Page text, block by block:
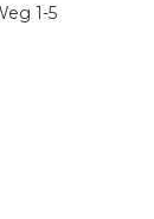
1-5